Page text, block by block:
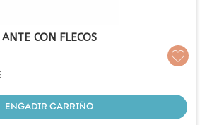
CON FLECOS
ENGADIR CARRIÑO